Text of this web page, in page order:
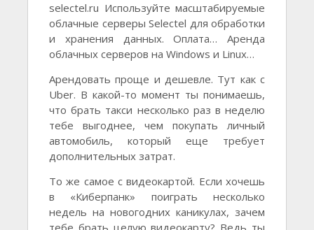
selectel.ru Используйте масштабируемые
облачные серверы Selectel для обработки
и хранения данных. Оплата… Аренда
облачных серверов на Windows и Linux…
Арендовать проще и дешевле. Тут как с
Uber. В какой-то момент ты понимаешь,
что брать такси несколько раз в неделю
тебе выгоднее, чем покупать личный
автомобиль, который еще требует
дополнительных затрат.
То же самое с видеокартой. Если хочешь
в «Киберпанк» поиграть несколько
недель на новогодних каникулах, зачем